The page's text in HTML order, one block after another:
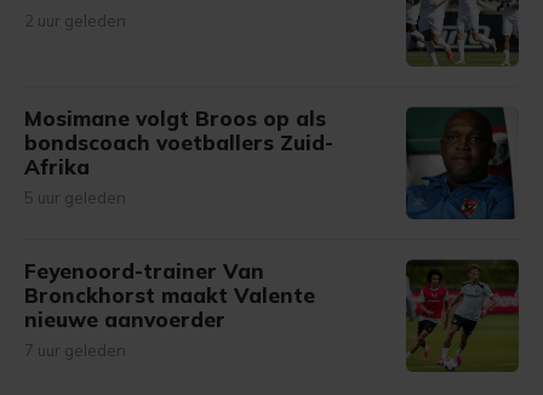
2 uur geleden
Mosimane volgt Broos op als
bondscoach voetballers Zuid-
Afrika
5 uur geleden
Feyenoord-trainer Van
Bronckhorst maakt Valente
nieuwe aanvoerder
7 uur geleden